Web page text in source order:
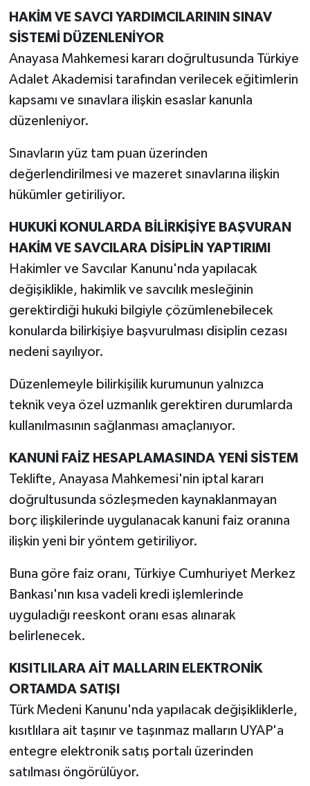
HAKİM VE SAVCI YARDIMCILARININ SINAV
SİSTEMİ DÜZENLENİYOR
Anayasa Mahkemesi kararı doğrultusunda Türkiye
Adalet Akademisi tarafından verilecek eğitimlerin
kapsamı ve sınavlara ilişkin esaslar kanunla
düzenleniyor.
Sınavların yüz tam puan üzerinden
değerlendirilmesi ve mazeret sınavlarına ilişkin
hükümler getiriliyor.
HUKUKİ KONULARDA BİLİRKİŞİYE BAŞVURAN
HAKİM VE SAVCILARA DİSİPLİN YAPTIRIMI
Hakimler ve Savcılar Kanunu'nda yapılacak
değişiklikle, hakimlik ve savcılık mesleğinin
gerektirdiği hukuki bilgiyle çözümlenebilecek
konularda bilirkişiye başvurulması disiplin cezası
nedeni sayılıyor.
Düzenlemeyle bilirkişilik kurumunun yalnızca
teknik veya özel uzmanlık gerektiren durumlarda
kullanılmasının sağlanması amaçlanıyor.
KANUNİ FAİZ HESAPLAMASINDA YENİ SİSTEM
Teklifte, Anayasa Mahkemesi'nin iptal kararı
doğrultusunda sözleşmeden kaynaklanmayan
borç ilişkilerinde uygulanacak kanuni faiz oranına
ilişkin yeni bir yöntem getiriliyor.
Buna göre faiz oranı, Türkiye Cumhuriyet Merkez
Bankası'nın kısa vadeli kredi işlemlerinde
uyguladığı reeskont oranı esas alınarak
belirlenecek.
KISITLILARA AİT MALLARIN ELEKTRONİK
ORTAMDA SATIŞI
Türk Medeni Kanunu'nda yapılacak değişikliklerle,
kısıtlılara ait taşınır ve taşınmaz malların UYAP'a
entegre elektronik satış portalı üzerinden
satılması öngörülüyor.